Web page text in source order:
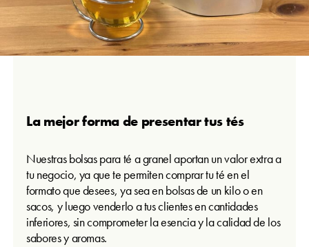
La mejor forma de presentar tus tés
Nuestras bolsas para té a granel aportan un valor extra a
tu negocio, ya que te permiten comprar tu té en el
formato que desees, ya sea en bolsas de un kilo o en
sacos, y luego venderlo a tus clientes en cantidades
inferiores, sin comprometer la esencia y la calidad de los
sabores y aromas.